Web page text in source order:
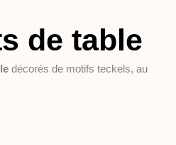
de table
décorés de motifs teckels, au